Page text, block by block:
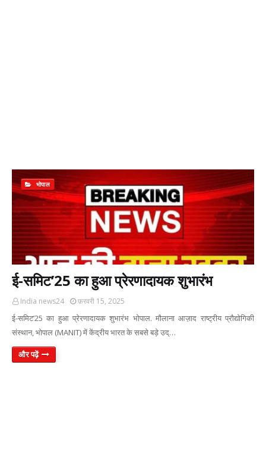
भोपाल
ई-समिट’25 का हुआ प्रेरणादायक शुभारंभ
India news24 फ़रवरी 15, 2025
ई-समिट’25 का हुआ प्रेरणादायक शुभारंभ भोपाल. मौलाना आज़ाद राष्ट्रीय प्रौद्योगिकी
संस्थान, भोपाल (MANIT) में केंद्रीय भारत के सबसे बड़े उद्…
और पढ़ें